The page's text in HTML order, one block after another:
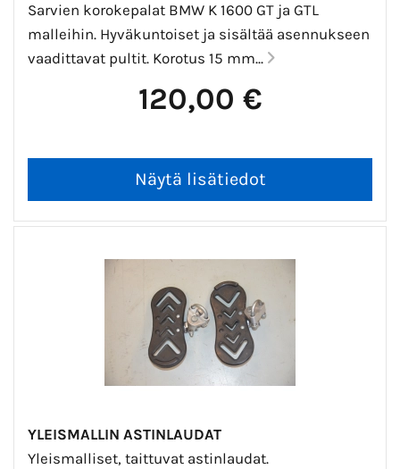
Sarvien korokepalat BMW K 1600 GT ja GTL
malleihin. Hyväkuntoiset ja sisältää asennukseen
vaadittavat pultit. Korotus 15 mm...
120,00 €
YLEISMALLIN ASTINLAUDAT
Yleismalliset, taittuvat astinlaudat.